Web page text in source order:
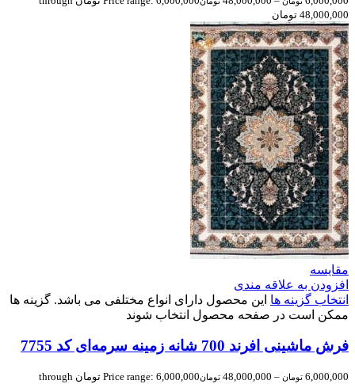
48,000,000 تومان
مقایسه
افزودن به علاقه مندی
انتخاب گزینه ها این محصول دارای انواع مختلفی می باشد. گزینه ها
ممکن است در صفحه محصول انتخاب شوند
فرش ماشینی افرند 700 شانه زمینه سرمه‌ای کد 7755
6,000,000 تومان –
48,000,000 تومان
Price range: 6,000,000 تومان through